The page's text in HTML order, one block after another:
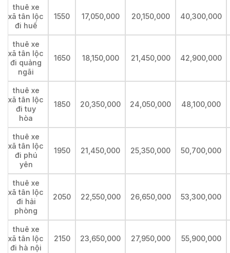
thuê xe
xã tân lộc
đi huế
1550 17,050,000 20,150,000 40,300,000
thuê xe
xã tân lộc
đi quảng
ngãi
1650 18,150,000 21,450,000 42,900,000
thuê xe
xã tân lộc
đi tuy
hòa
1850 20,350,000 24,050,000 48,100,000
thuê xe
xã tân lộc
đi phú
yên
1950 21,450,000 25,350,000 50,700,000
thuê xe
xã tân lộc
đi hải
phòng
2050 22,550,000 26,650,000 53,300,000
thuê xe
xã tân lộc
đi hà nội
2150 23,650,000 27,950,000 55,900,000